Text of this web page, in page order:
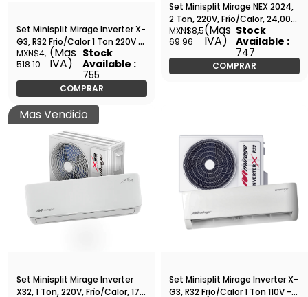
Set Minisplit Mirage Inverter X-
G3, R32 Frio/Calor 1 Ton 220V -
SETCMC121X
MXN$4,
518.10
(Mas
IVA)
Stock
Available :
755
COMPRAR
Set Minisplit Mirage NEX 2024,
2 Ton, 220V, Frío/Calor, 24,000
BTU, R410A, Tubería 5/8 1/4 -
SETCHC261T
MXN$8,5
69.96
(Mas
IVA)
Stock
Available :
747
COMPRAR
Mas Vendido
Set Minisplit Mirage Inverter
X32, 1 Ton, 220V, Frío/Calor, 17.5
Set Minisplit Mirage Inverter X-
G3, R32 Frio/Calor 1 Ton 110V -